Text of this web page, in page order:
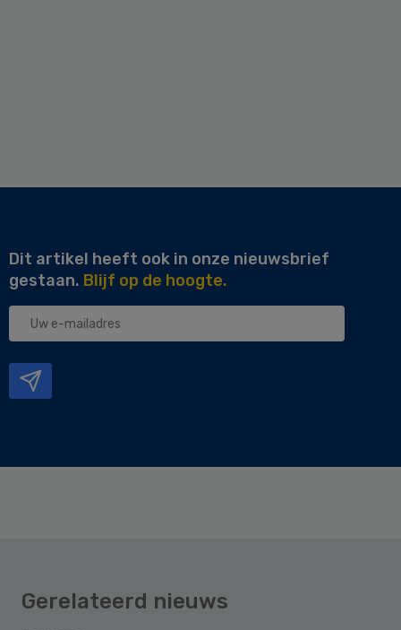
Dit artikel heeft ook in onze nieuwsbrief
gestaan. Blijf op de hoogte.
Uw
Gerelateerd nieuws